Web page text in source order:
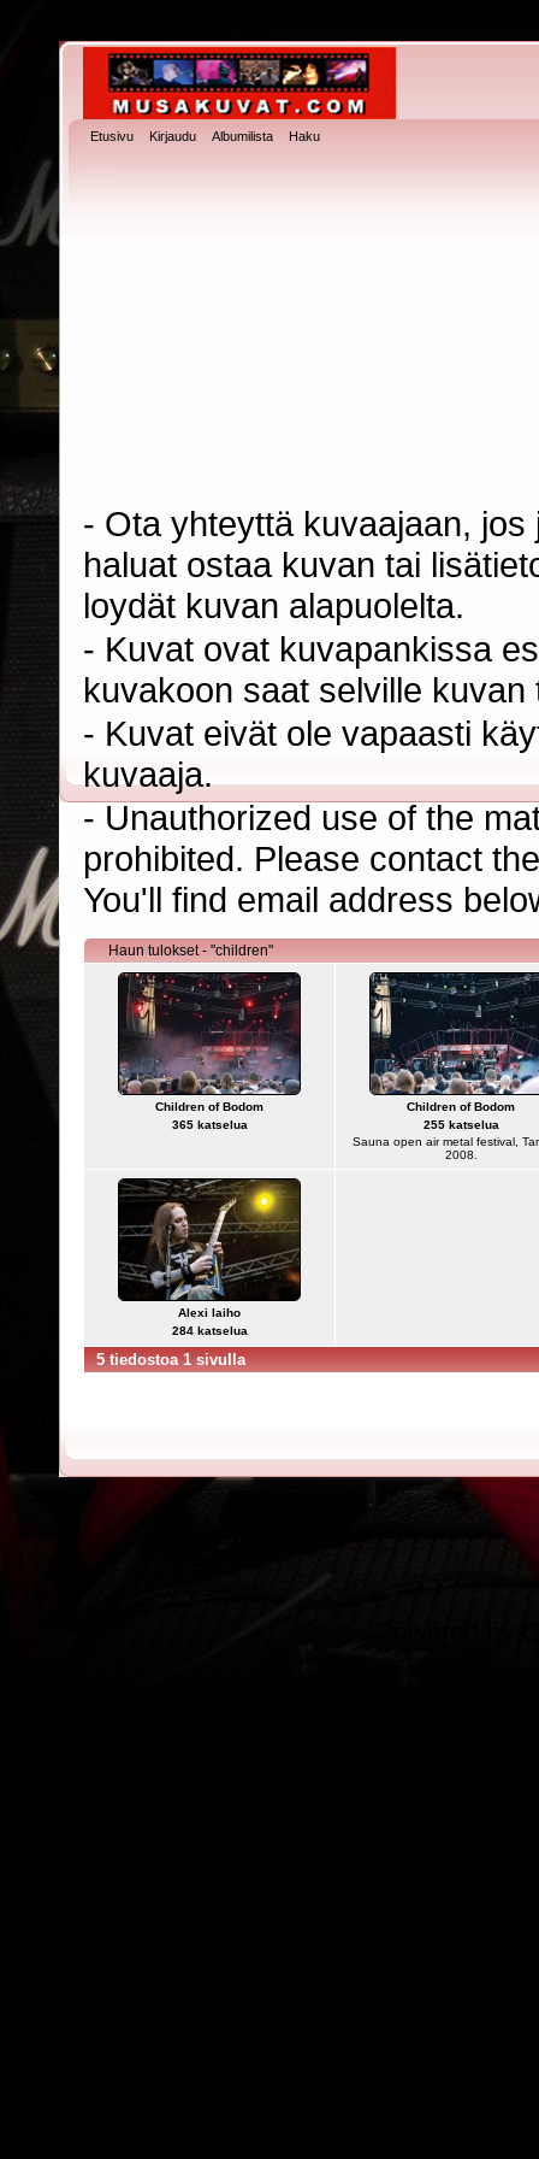
Etusivu Kirjaudu Albumilista Haku
- Ota yhteyttä kuvaajaan,
haluat ostaa kuvan tai
loydät kuvan alapuolelta.
- Kuvat ovat kuvapankissa
kuvakoon saat selville
- Kuvat eivät ole vapaasti
kuvaaja.
- Unauthorized use of the
prohibited. Please contact
You'll find email address
Haun tulokset - "children"
Children of Bodom
365 katselua
Children of Bodom
255 katselua
Sauna open air metal festival,
2008.
Alexi laiho
284 katselua
5 tiedostoa 1 sivulla